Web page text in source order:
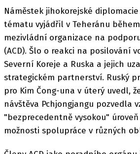
Náměstek jihokorejské
tématu vyjádřil v Teheránu
mezivládní organizace na
(ACD). Šlo o reakci na posilování
Severní Koreje a Ruska a jejich
strategickém partnerství. Ruský
pro Kim Čong-una v úterý uvedl,
návštěva Pchjongjangu pozvedla
"bezprecedentně vysokou"
možnosti spolupráce v různých